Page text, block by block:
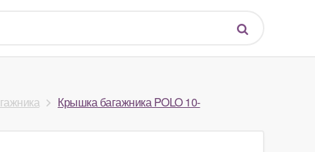
Крышка багажника POLO 10-